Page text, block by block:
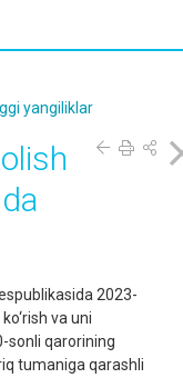
yangiliklar
2023-
va uni
sonli qarorining
tumaniga qarashli